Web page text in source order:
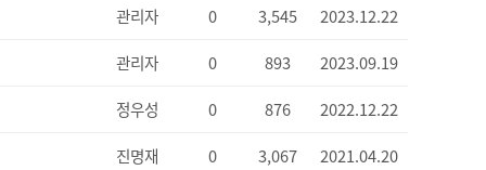
관리자
0 3,545
2023.12.22
관리자
0 893
2023.09.19
정우성
0 876
2022.12.22
진명재
0 3,067 2021.04.20